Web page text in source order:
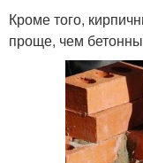
Кроме того,
проще, чем